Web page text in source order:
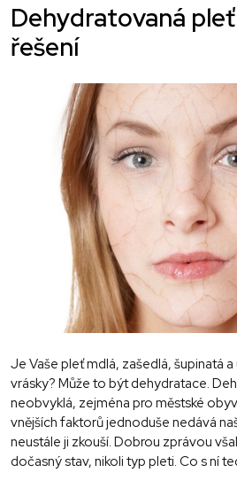
Dehydratovaná
řešení
Je Vaše pleť mdlá, zašedlá, šupinatá
vrásky? Může to být dehydratace.
neobvyklá, zejména pro městské
vnějších faktorů jednoduše nedává
neustále ji zkouší. Dobrou zprávou
dočasný stav, nikoli typ pleti. Co s ní